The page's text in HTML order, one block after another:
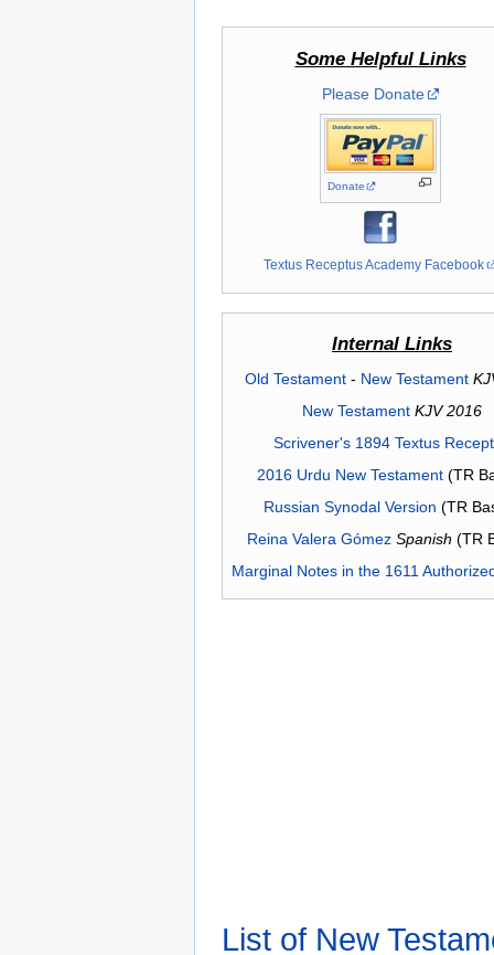
Some Helpful Links
Please Donate
Donate
Textus Receptus Academy Facebook
Internal Links
Old Testament- New Testament
New Testament KJV 2016
Scrivener's 1894 Textus
2016 Urdu New Testament(TR
Russian Synodal Version (TR
Reina Valera Gómez Spanish (TR
Marginal Notes in the 1611
List of New